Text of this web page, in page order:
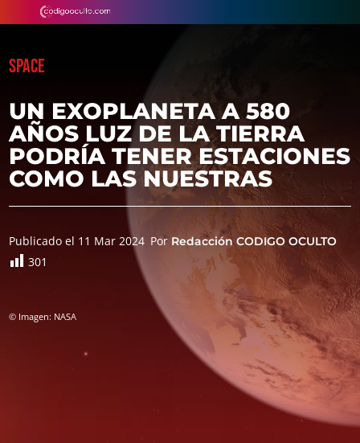
SPACE
UN EXOPLANETA A 580
AÑOS LUZ DE LA TIERRA
PODRÍA TENER ESTACIONES
COMO LAS NUESTRAS
Publicado el 11 Mar 2024 Por Redacción CODIGO OCULTO
301
© Imagen: NASA